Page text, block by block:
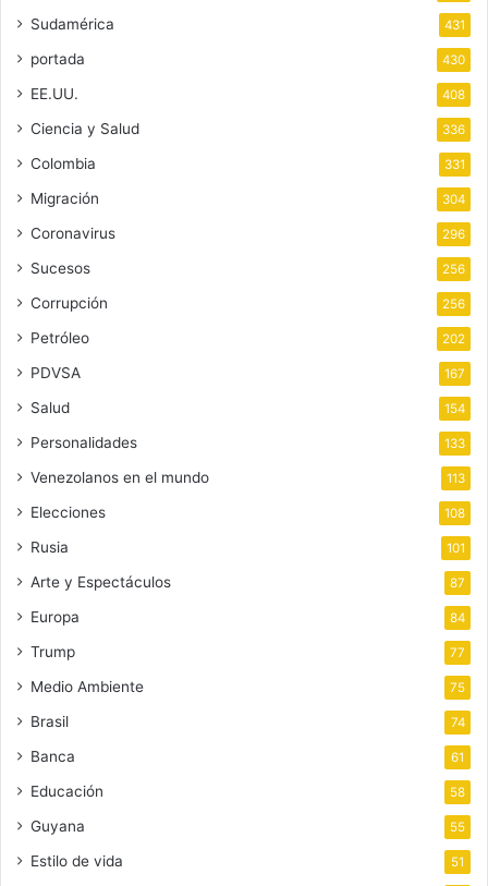
Sudamérica 431
portada 430
EE.UU. 408
Ciencia y Salud 336
Colombia 331
Migración 304
Coronavirus 296
Sucesos 256
Corrupción 256
Petróleo 202
PDVSA 167
Salud 154
Personalidades 133
Venezolanos en el mundo 113
Elecciones 108
Rusia 101
Arte y Espectáculos 87
Europa 84
Trump 77
Medio Ambiente 75
Brasil 74
Banca 61
Educación 58
Guyana 55
Estilo de vida 51